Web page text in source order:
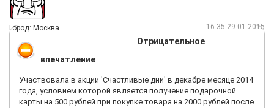
Город: Москва 16:35 29.01.2015
Отрицательное
впечатление
Участвовала в акции 'Счастливые дни' в декабре месяце 2014
года, условием которой является получение подарочной
карты на 500 рублей при покупке товара на 2000 рублей после